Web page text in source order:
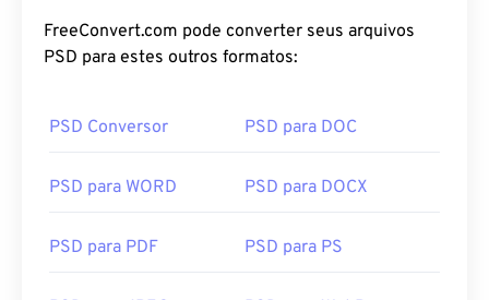
FreeConvert.com pode converter seus arquivos
PSD para estes outros formatos:
PSD Conversor PSD para DOC
PSD para WORD PSD para DOCX
PSD para PDF PSD para PS